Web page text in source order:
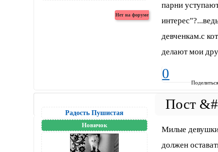
парни
девченкам.с
делают мои
0
Радость Пушистая
Новичок
Милые
должен